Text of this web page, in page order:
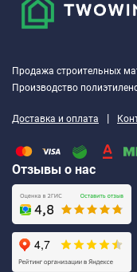
Продажа строительных
Производство
Доставка и оплата |
Отзывы о нас